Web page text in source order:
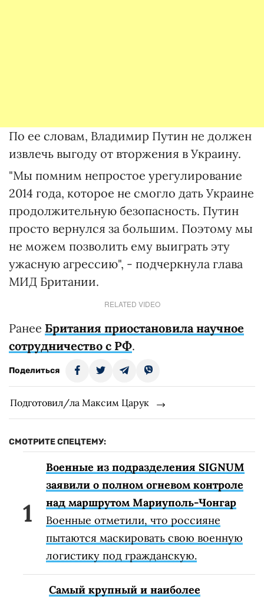
По ее словам, Владимир Путин не должен
извлечь выгоду от вторжения в Украину.
"Мы помним непростое урегулирование
2014 года, которое не смогло дать Украине
продолжительную безопасность. Путин
просто вернулся за большим. Поэтому мы
не можем позволить ему выиграть эту
ужасную агрессию", - подчеркнула глава
МИД Британии.
RELATED VIDEO
Ранее Британия приостановила научное
сотрудничество с РФ.
Поделиться
Подготовил/ла Максим Царук
СМОТРИТЕ СПЕЦТЕМУ:
Военные из подразделения SIGNUM
заявили о полном огневом контроле
над маршрутом Мариуполь-Чонгар
Военные отметили, что россияне
пытаются маскировать свою военную
логистику под гражданскую.
Самый крупный и наиболее